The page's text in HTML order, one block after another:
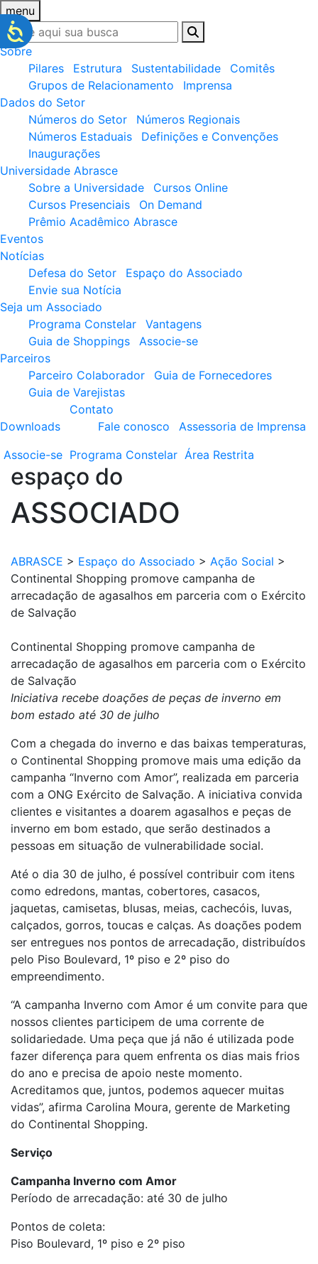
menu
Sobre
Pilares
Estrutura Sustentabilidade
Comitês
Grupos de Relacionamento
Imprensa
Dados do Setor
Números do Setor
Números Regionais
Números Estaduais
Definições e Convenções
Inaugurações
Universidade Abrasce
Sobre a Universidade
Cursos Online
Cursos Presenciais
On Demand
Prêmio Acadêmico Abrasce
Eventos
Notícias
Defesa do Setor
Espaço do Associado
Envie sua Notícia
Seja um Associado
Programa Constelar
Vantagens
Guia de Shoppings
Associe-se
Parceiros
Parceiro Colaborador
Guia de Fornecedores
Guia de Varejistas
Downloads
Contato
Fale conosco
Assessoria de Imprensa
Associe-se Programa Constelar Área Restrita
espaço do
ASSOCIADO
ABRASCE > Espaço do Associado > Ação Social >
Continental Shopping promove campanha de
arrecadação de agasalhos em parceria com o Exército
de Salvação
Continental Shopping promove campanha de
arrecadação de agasalhos em parceria com o Exército
de Salvação
Iniciativa recebe doações de peças de inverno em
bom estado até 30 de julho
Com a chegada do inverno e das baixas temperaturas,
o Continental Shopping promove mais uma edição da
campanha “Inverno com Amor”, realizada em parceria
com a ONG Exército de Salvação. A iniciativa convida
clientes e visitantes a doarem agasalhos e peças de
inverno em bom estado, que serão destinados a
pessoas em situação de vulnerabilidade social.
Até o dia 30 de julho, é possível contribuir com itens
como edredons, mantas, cobertores, casacos,
jaquetas, camisetas, blusas, meias, cachecóis, luvas,
calçados, gorros, toucas e calças. As doações podem
ser entregues nos pontos de arrecadação, distribuídos
pelo Piso Boulevard, 1º piso e 2º piso do
empreendimento.
“A campanha Inverno com Amor é um convite para que
nossos clientes participem de uma corrente de
solidariedade. Uma peça que já não é utilizada pode
fazer diferença para quem enfrenta os dias mais frios
do ano e precisa de apoio neste momento.
Acreditamos que, juntos, podemos aquecer muitas
vidas”, afirma Carolina Moura, gerente de Marketing
do Continental Shopping.
Serviço
Campanha Inverno com Amor
Período de arrecadação: até 30 de julho
Pontos de coleta:
Piso Boulevard, 1º piso e 2º piso